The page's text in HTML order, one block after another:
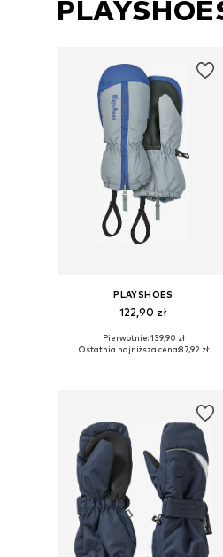
PLAYSHOES
122,90 zł
Dostępne rozmiary: XXS, XXS-XS
Pierwotnie: 139,90 zł
Ostatnia najniższa cena:87,92 zł